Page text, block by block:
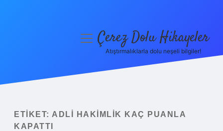
Yasal Uyarı
menüyüÇerez Dolu Hikayeler
Atıştırmalıklarla dolu neşeli bilgiler!
ETIKET: ADLI HAKIMLIK KAÇ PUANLA
KAPATTI